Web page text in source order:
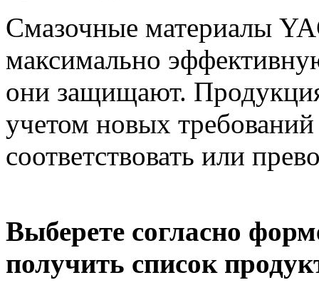
Смазочные материалы
максимально
они защищают.
учетом новых
соответствовать или
Выберете согласно
получить список